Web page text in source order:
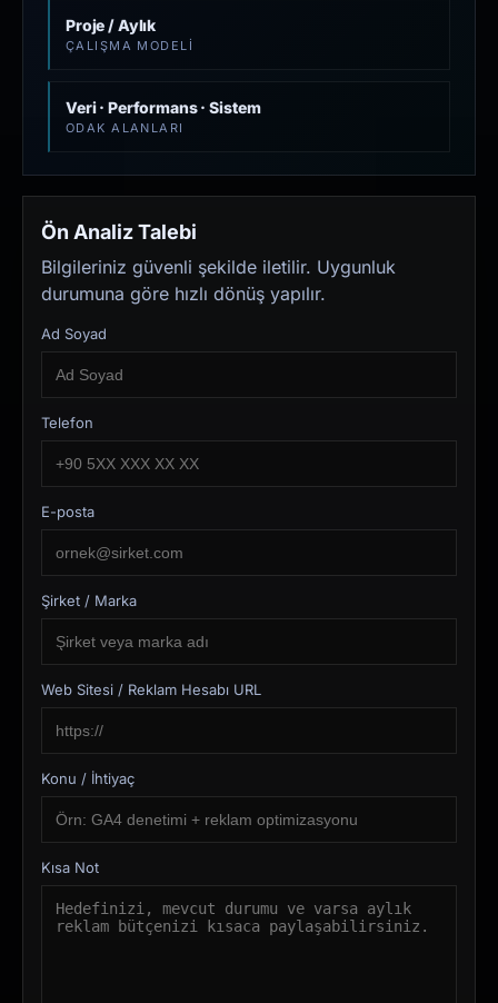
Proje / Aylık
ÇALIŞMA MODELI
Veri · Performans · Sistem
ODAK ALANLARI
Ön Analiz Talebi
Bilgileriniz güvenli şekilde iletilir. Uygunluk
durumuna göre hızlı dönüş yapılır.
Ad Soyad
Telefon
E-posta
Şirket / Marka
Web Sitesi / Reklam Hesabı URL
Konu / İhtiyaç
Kısa Not